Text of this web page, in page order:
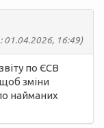
01.04.2026, 16:49)
по ЄСВ
зміни
найманих